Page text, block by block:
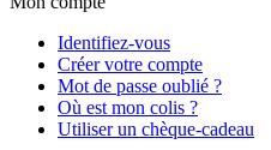
Identifiez-vous
Créer votre compte
Mot de passe oublié ?
Où est mon colis ?
Utiliser un chèque-cadeau